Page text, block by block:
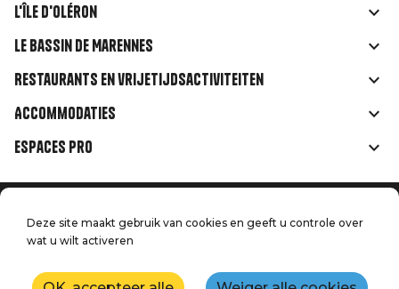
Liens
rubriques
L'île d'Oléron
Le Bassin de Marennes
Restaurants en vrijetijdsactiviteiten
Accommodaties
Espaces Pro
Menu
Juridische informatie
Druk op
Neem contact met ons op
Deze site maakt gebruik van cookies en geeft u controle over
wat u wilt activeren